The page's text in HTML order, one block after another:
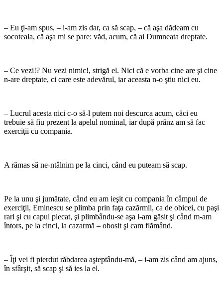
– Eu ţi-am spus, – i-am zis dar, ca să scap, – că aşa dădeam cu
socoteala, că aşa mi se pare: văd, acum, că ai Dumneata dreptate.
– Ce vezi!? Nu vezi nimic!, strigă el. Nici că e vorba cine are şi cine
n-are dreptate, ci care este adevărul, iar aceasta n-o ştiu nici eu.
– Lucrul acesta nici c-o să-l putem noi descurca acum, căci eu
trebuie să fiu pre­zent la apelul nominal, iar după prânz am să fac
exerciţii cu compania.
A rămas să ne-ntâlnim pe la cinci, când eu puteam să scap.
Pe la unu şi jumătate, când eu am ieşit cu compania în câmpul de
exerciţii, Emi­nescu se plimba prin faţa cazărmii, ca de obicei, cu paşi
rari şi cu capul plecat, şi plimbându-se aşa l-am găsit şi când m-am
întors, pe la cinci, la cazarmă – obosit şi cam flămând.
– Îţi vei fi pierdut răbdarea aşteptându-mă, – i-am zis când am ajuns,
în sfâr­şit, să scap şi să ies la el.